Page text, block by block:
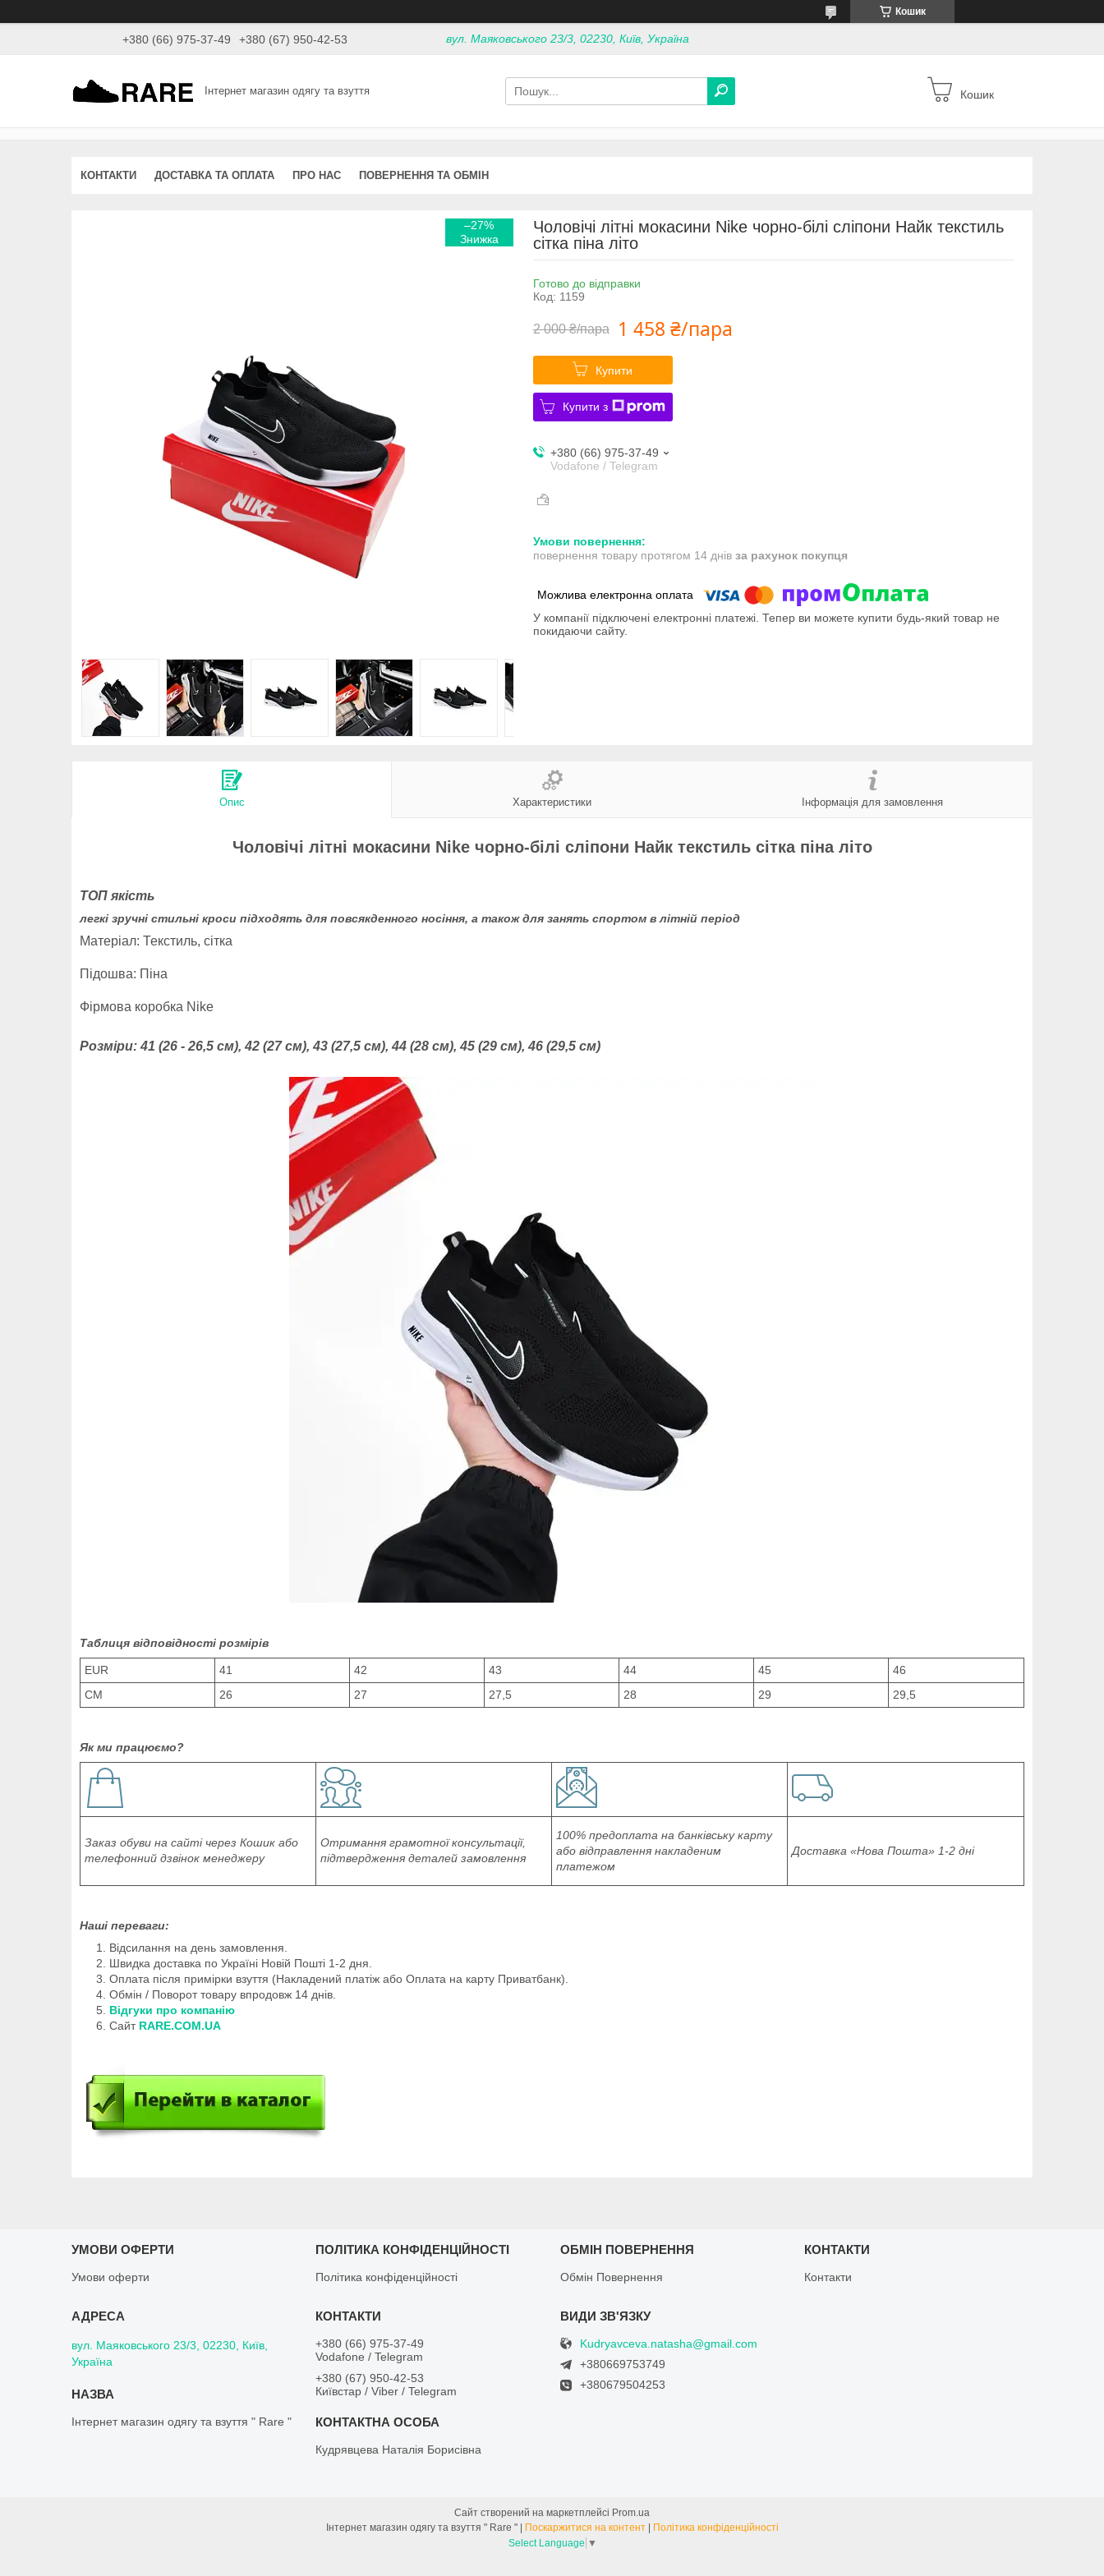
Кошик
+380 (66) 975-37-49 +380 (67) 950-42-53 вул. Маяковського 23/3, 02230, Київ, Україна
Інтернет магазин одягу та взуття Кошик
КОНТАКТИ ДОСТАВКА ТА ОПЛАТА ПРО НАС ПОВЕРНЕННЯ ТА ОБМІН
–27%
Чоловічі літні мокасини Nike чорно-білі сліпони Найк текстиль
сітка піна літо
Готово до відправки
Код: 1159
2 000 ₴/пара 1 458 ₴/пара
Купити
Купити з
+380 (66) 975-37-49
Vodafone / Telegram
повернення товару протягом 14 днів за рахунок покупця
У компанії підключені електронні платежі. Тепер ви можете купити будь-який товар не
покидаючи сайту.
Опис Характеристики Інформація для замовлення
Чоловічі літні мокасини Nike чорно-білі сліпони Найк текстиль сітка піна літо
ТОП якість
легкі зручні стильні кроси підходять для повсякденного носіння, а також для занять спортом в літній період
Матеріал: Текстиль, сітка
Підошва: Піна
Фірмова коробка Nike
Розміри: 41 (26 - 26,5 см), 42 (27 см), 43 (27,5 см), 44 (28 см), 45 (29 см), 46 (29,5 см)
Таблиця відповідності розмірів
EUR 41 42 43 44 45
46
СМ
26 27 27,5 28 29 29,5
Як ми працюємо?
Заказ обуви на сайті через Кошик або
телефонний дзвінок менеджеру
Отримання грамотної консультації,
підтвердження деталей замовлення
100% предоплата на банківську карту
або відправлення накладеним
платежом
Доставка «Нова Пошта» 1-2 дні
Наші переваги:
Відсилання на день замовлення.
Швидка доставка по Україні Новій Пошті 1-2 дня.
Оплата після примірки взуття (Накладений платіж або Оплата на карту Приватбанк).
Обмін / Поворот товару впродовж 14 днів.
Відгуки про компанію
Сайт RARE.COM.UA
УМОВИ ОФЕРТИ
Умови оферти
ПОЛІТИКА КОНФІДЕНЦІЙНОСТІ
Політика конфіденційності
ОБМІН ПОВЕРНЕННЯ
Обмін Повернення
КОНТАКТИ
Контакти
вул. Маяковського 23/3, 02230, Київ,
Україна
Інтернет магазин одягу та взуття " Rare "
+380 (66) 975-37-49
Vodafone / Telegram
+380 (67) 950-42-53
Київстар / Viber / Telegram
Кудрявцева Наталія Борисівна
Kudryavceva.natasha@gmail.com
+380669753749
+380679504253
Сайт створений на маркетплейсі Prom.ua
Поскаржитися на контент
Політика конфіденційності
Select Language ▼